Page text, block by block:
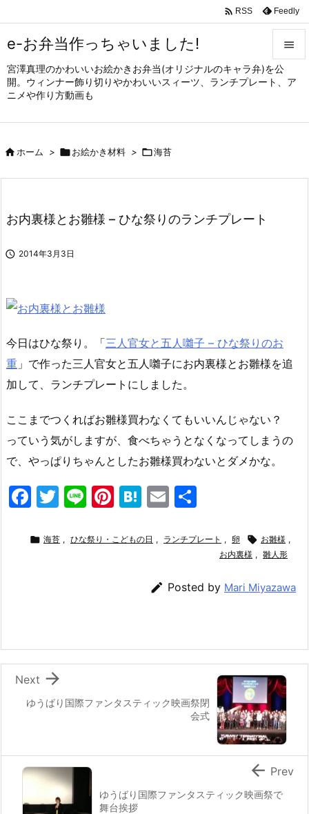
e-お弁当作っちゃいました!
宮澤真理のかわいいお絵かきお弁当(オリジナルのキャラ弁)を公
開。ウィンナー飾り切りやかわいいスィーツ、ランチプレート、ア
ニメや作り方動画も


メニュ
サイド

 RSS Feedly
ホーム > お絵かき材料 > 海苔
お内裏様とお雛様 – ひな祭りのランチプレート
 2014年3月3日
今日はひな祭り。「三人官女と五人囃子 – ひな祭りのお
重 」で作った三人官女と五人囃子にお内裏様とお雛様を追
加して、ランチプレートにしました。
ここまでつくればお雛様買わなくてもいいんじゃない？
っていう気がしますが、食べちゃうとなくなってしまうの
で、やっぱりちゃんとしたお雛様買わないとダメかな。
F
c
k
T
itt
Li
e
Pi
er
H
e
a
E
ai
 海苔 , ひな祭り・こどもの日 , ランチプレート , 卵  お雛様 ,
お内裏様 , 雛人形
 Posted by Mari Miyazawa
ゆうばり国際ファンタスティック映画祭閉
会式

Next
ゆうばり国際ファンタスティック映画祭で
舞台挨拶
 Prev